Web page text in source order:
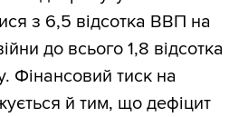
з 6,5 відсотка ВВП на
до всього 1,8 відсотка
Фінансовий тиск на
й тим, що дефіцит